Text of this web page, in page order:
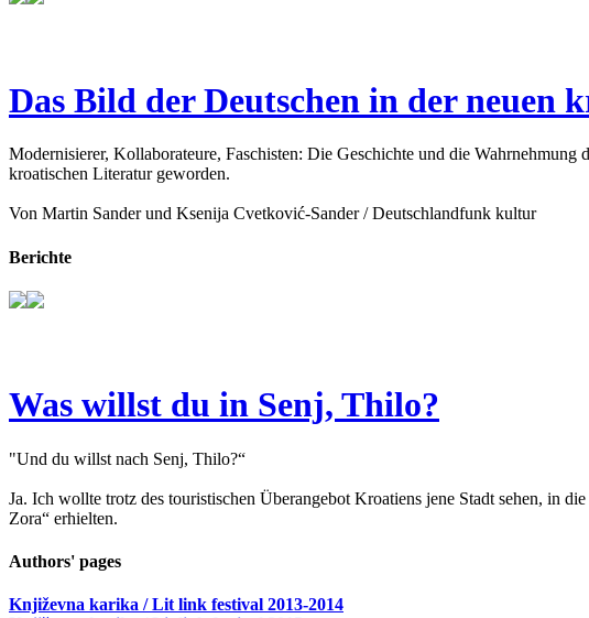
Das Bild der Deutschen in der neuen
Modernisierer, Kollaborateure, Faschisten: Die Geschichte und die
kroatischen Literatur geworden.
Von Martin Sander und Ksenija Cvetković-Sander / Deutschlandfunk kultur
Berichte
Was willst du in Senj, Thilo?
"Und du willst nach Senj, Thilo?“
Ja. Ich wollte trotz des touristischen Überangebot Kroatiens jene Stadt sehen, in
Zora“ erhielten.
Authors' pages
Književna karika / Lit link festival 2013-2014